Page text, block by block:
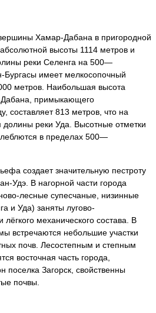
Хамар-Дабана в пригородной
высоты 1114 метров и
реки Селенга на 500—
Бургасы имеет мелкосопочный
метров. Наибольшая высота
Дабана, примыкающего
составляет 813 метров, что на
реки Уда. Высотные отметки
в пределах 500—
создает значительную пестроту
Удэ. В нагорной части города
лесные супесчаные, низинные
и Уда) заняты лугово-
механического состава. В
встречаются небольшие участки
почв. Лесостепным и степным
восточная часть города,
поселка Загорск, свойственны
почвы.